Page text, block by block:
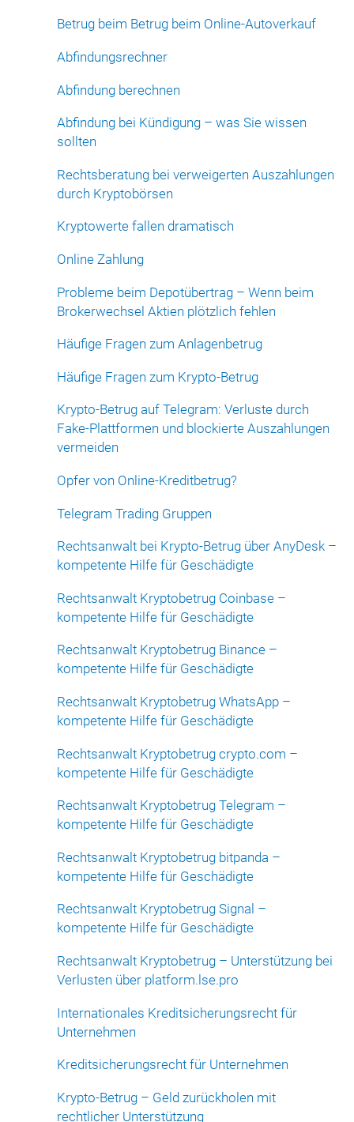
Betrug beim Betrug beim Online-Autoverkauf
Abfindungsrechner
Abfindung berechnen
Abfindung bei Kündigung – was Sie wissen
sollten
Rechtsberatung bei verweigerten Auszahlungen
durch Kryptobörsen
Kryptowerte fallen dramatisch
Online Zahlung
Probleme beim Depotübertrag – Wenn beim
Brokerwechsel Aktien plötzlich fehlen
Häufige Fragen zum Anlagenbetrug
Häufige Fragen zum Krypto-Betrug
Krypto-Betrug auf Telegram: Verluste durch
Fake-Plattformen und blockierte Auszahlungen
vermeiden
Opfer von Online-Kreditbetrug?
Telegram Trading Gruppen
Rechtsanwalt bei Krypto-Betrug über AnyDesk –
kompetente Hilfe für Geschädigte
Rechtsanwalt Kryptobetrug Coinbase –
kompetente Hilfe für Geschädigte
Rechtsanwalt Kryptobetrug Binance –
kompetente Hilfe für Geschädigte
Rechtsanwalt Kryptobetrug WhatsApp –
kompetente Hilfe für Geschädigte
Rechtsanwalt Kryptobetrug crypto.com –
kompetente Hilfe für Geschädigte
Rechtsanwalt Kryptobetrug Telegram –
kompetente Hilfe für Geschädigte
Rechtsanwalt Kryptobetrug bitpanda –
kompetente Hilfe für Geschädigte
Rechtsanwalt Kryptobetrug Signal –
kompetente Hilfe für Geschädigte
Rechtsanwalt Kryptobetrug – Unterstützung bei
Verlusten über platform.lse.pro
Internationales Kreditsicherungsrecht für
Unternehmen
Kreditsicherungsrecht für Unternehmen
Krypto-Betrug – Geld zurückholen mit
rechtlicher Unterstützung